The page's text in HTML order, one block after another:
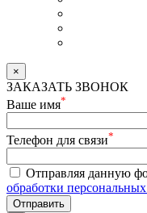
×
ЗАКАЗАТЬ ЗВОНОК
Ваше имя*
Телефон для связи*
Отправляя данную
обработки
Отправить